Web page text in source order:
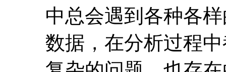
中总会遇到各种各
数据，在分析过程